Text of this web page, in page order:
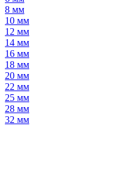
8 мм
10 мм
12 мм
14 мм
16 мм
18 мм
20 мм
22 мм
25 мм
28 мм
32 мм